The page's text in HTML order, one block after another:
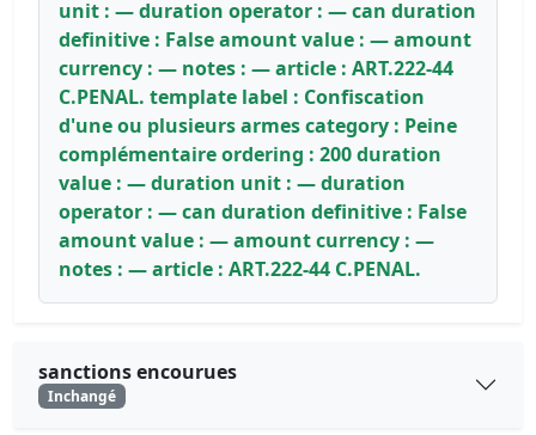
unit : — duration operator : — can duration
definitive : False amount value : — amount
currency : — notes : — article : ART.222-44
C.PENAL. template label : Confiscation
d'une ou plusieurs armes category : Peine
complémentaire ordering : 200 duration
value : — duration unit : — duration
operator : — can duration definitive : False
amount value : — amount currency : —
notes : — article : ART.222-44 C.PENAL.
sanctions encourues
Inchangé